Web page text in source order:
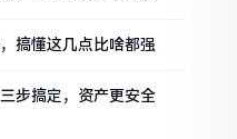
搞懂这几点比啥都强
步搞定，资产更安全